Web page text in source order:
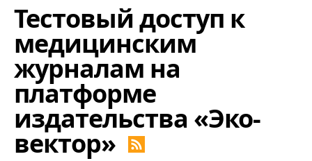
Тестовый доступ к
медицинским
журналам на
платформе
издательства «Эко-
вектор»